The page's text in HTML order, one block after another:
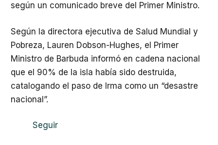
según un comunicado breve del Primer Ministro.
Según la directora ejecutiva de Salud Mundial y
Pobreza, Lauren Dobson-Hughes, el Primer
Ministro de Barbuda informó en cadena nacional
que el 90% de la isla había sido destruida,
catalogando el paso de Irma como un “desastre
nacional”.
Seguir